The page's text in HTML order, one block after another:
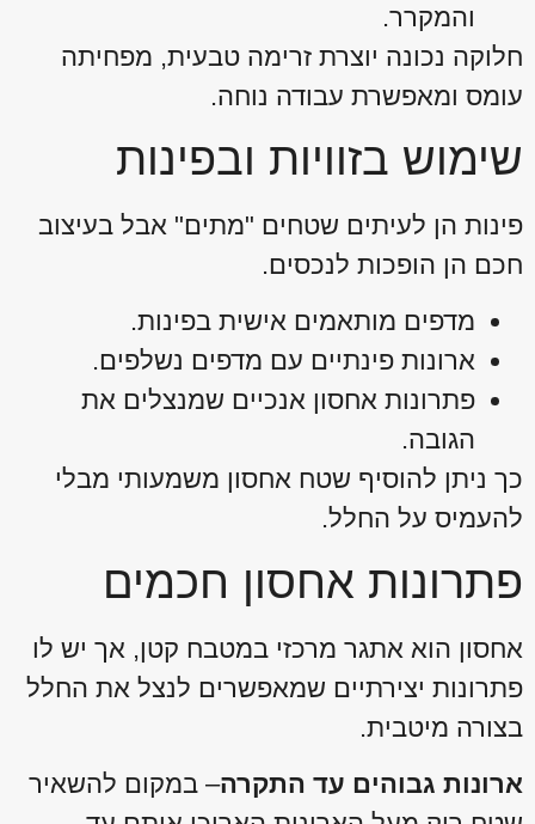
והמקרר.
חלוקה נכונה יוצרת זרימה טבעית, מפחיתה
עומס ומאפשרת עבודה נוחה.
שימוש בזוויות ובפינות
פינות הן לעיתים שטחים "מתים" אבל בעיצוב
חכם הן הופכות לנכסים.
מדפים מותאמים אישית בפינות.
ארונות פינתיים עם מדפים נשלפים.
פתרונות אחסון אנכיים שמנצלים את
הגובה.
כך ניתן להוסיף שטח אחסון משמעותי מבלי
להעמיס על החלל.
פתרונות אחסון חכמים
אחסון הוא אתגר מרכזי במטבח קטן, אך יש לו
פתרונות יצירתיים שמאפשרים לנצל את החלל
בצורה מיטבית.
ארונות גבוהים עד התקרה– במקום להשאיר